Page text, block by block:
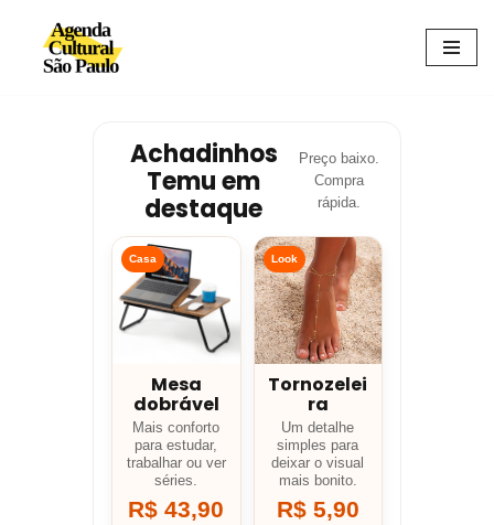
Avançar
Achadinhos
Temu em
destaque
Preço baixo.
Compra
rápida.
Casa
Mesa
dobrável
Mais conforto
para estudar,
trabalhar ou ver
séries.
R$ 43,90
Look
Tornozelei
ra
Um detalhe
simples para
deixar o visual
mais bonito.
R$ 5,90